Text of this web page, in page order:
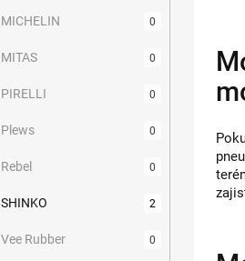
MICHELIN 0
MITAS 0
PIRELLI 0
Plews 0
Rebel 0
SHINKO 2
Vee Rubber 0